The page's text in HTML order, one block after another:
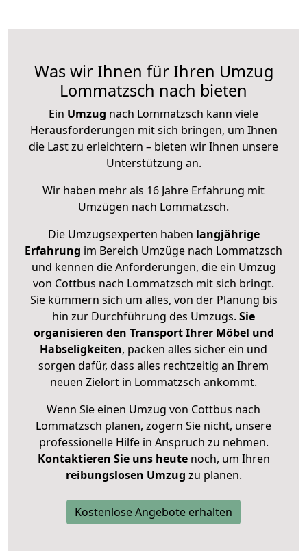
Was wir Ihnen für Ihren Umzug
Lommatzsch nach bieten
Ein Umzug nach Lommatzsch kann viele
Herausforderungen mit sich bringen, um Ihnen
die Last zu erleichtern – bieten wir Ihnen unsere
Unterstützung an.
Wir haben mehr als 16 Jahre Erfahrung mit
Umzügen nach Lommatzsch.
Die Umzugsexperten haben langjährige
Erfahrung im Bereich Umzüge nach Lommatzsch
und kennen die Anforderungen, die ein Umzug
von Cottbus nach Lommatzsch mit sich bringt.
Sie kümmern sich um alles, von der Planung bis
hin zur Durchführung des Umzugs. Sie
organisieren den Transport Ihrer Möbel und
Habseligkeiten, packen alles sicher ein und
sorgen dafür, dass alles rechtzeitig an Ihrem
neuen Zielort in Lommatzsch ankommt.
Wenn Sie einen Umzug von Cottbus nach
Lommatzsch planen, zögern Sie nicht, unsere
professionelle Hilfe in Anspruch zu nehmen.
Kontaktieren Sie uns heutenoch, um Ihren
reibungslosen Umzug zu planen.
Kostenlose Angebote erhalten